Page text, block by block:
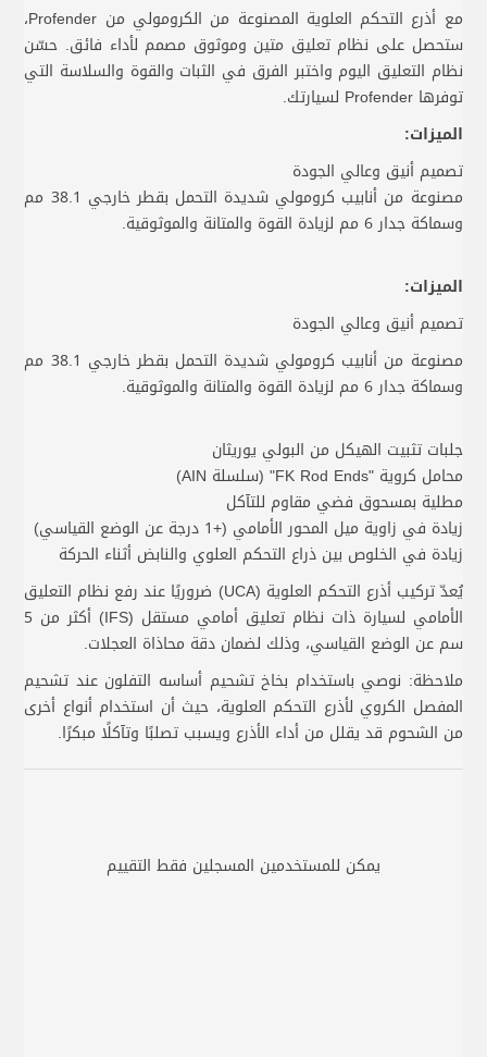
مع أذرع التحكم العلوية المصنوعة من الكرومولي من Profender،
ستحصل على نظام تعليق متين وموثوق مصمم لأداء فائق. حسّن
نظام التعليق اليوم واختبر الفرق في الثبات والقوة والسلاسة التي
توفرها Profender لسيارتك.
الميزات:
تصميم أنيق وعالي الجودة
مصنوعة من أنابيب كرومولي شديدة التحمل بقطر خارجي 38.1 مم
وسماكة جدار 6 مم لزيادة القوة والمتانة والموثوقية.
الميزات:
تصميم أنيق وعالي الجودة
مصنوعة من أنابيب كرومولي شديدة التحمل بقطر خارجي 38.1 مم
وسماكة جدار 6 مم لزيادة القوة والمتانة والموثوقية.
جلبات تثبيت الهيكل من البولي يوريثان
محامل كروية "FK Rod Ends" (سلسلة AIN)
مطلية بمسحوق فضي مقاوم للتآكل
زيادة في زاوية ميل المحور الأمامي (+1 درجة عن الوضع القياسي)
زيادة في الخلوص بين ذراع التحكم العلوي والنابض أثناء الحركة
يُعدّ تركيب أذرع التحكم العلوية (UCA) ضروريًا عند رفع نظام التعليق
الأمامي لسيارة ذات نظام تعليق أمامي مستقل (IFS) أكثر من 5
سم عن الوضع القياسي، وذلك لضمان دقة محاذاة العجلات.
ملاحظة: نوصي باستخدام بخاخ تشحيم أساسه التفلون عند تشحيم
المفصل الكروي لأذرع التحكم العلوية، حيث أن استخدام أنواع أخرى
من الشحوم قد يقلل من أداء الأذرع ويسبب تصلبًا وتآكلًا مبكرًا.
يمكن للمستخدمين المسجلين فقط التقييم